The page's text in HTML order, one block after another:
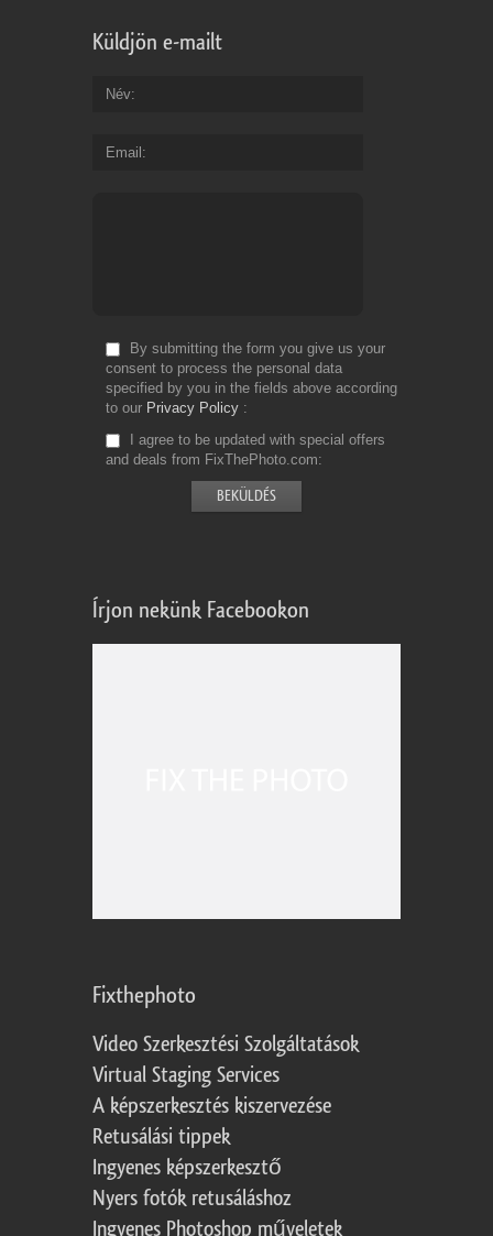
Küldjön e-mailt
Név
Email
By submitting the form you give us your
consent to process the personal data
specified by you in the fields above according
to our Privacy Policy
I agree to be updated with special offers
and deals from FixThePhoto.com
Írjon nekünk Facebookon
Fixthephoto
Video Szerkesztési Szolgáltatások
Virtual Staging Services
A képszerkesztés kiszervezése
Retusálási tippek
Ingyenes képszerkesztő
Nyers fotók retusáláshoz
Ingyenes Photoshop műveletek